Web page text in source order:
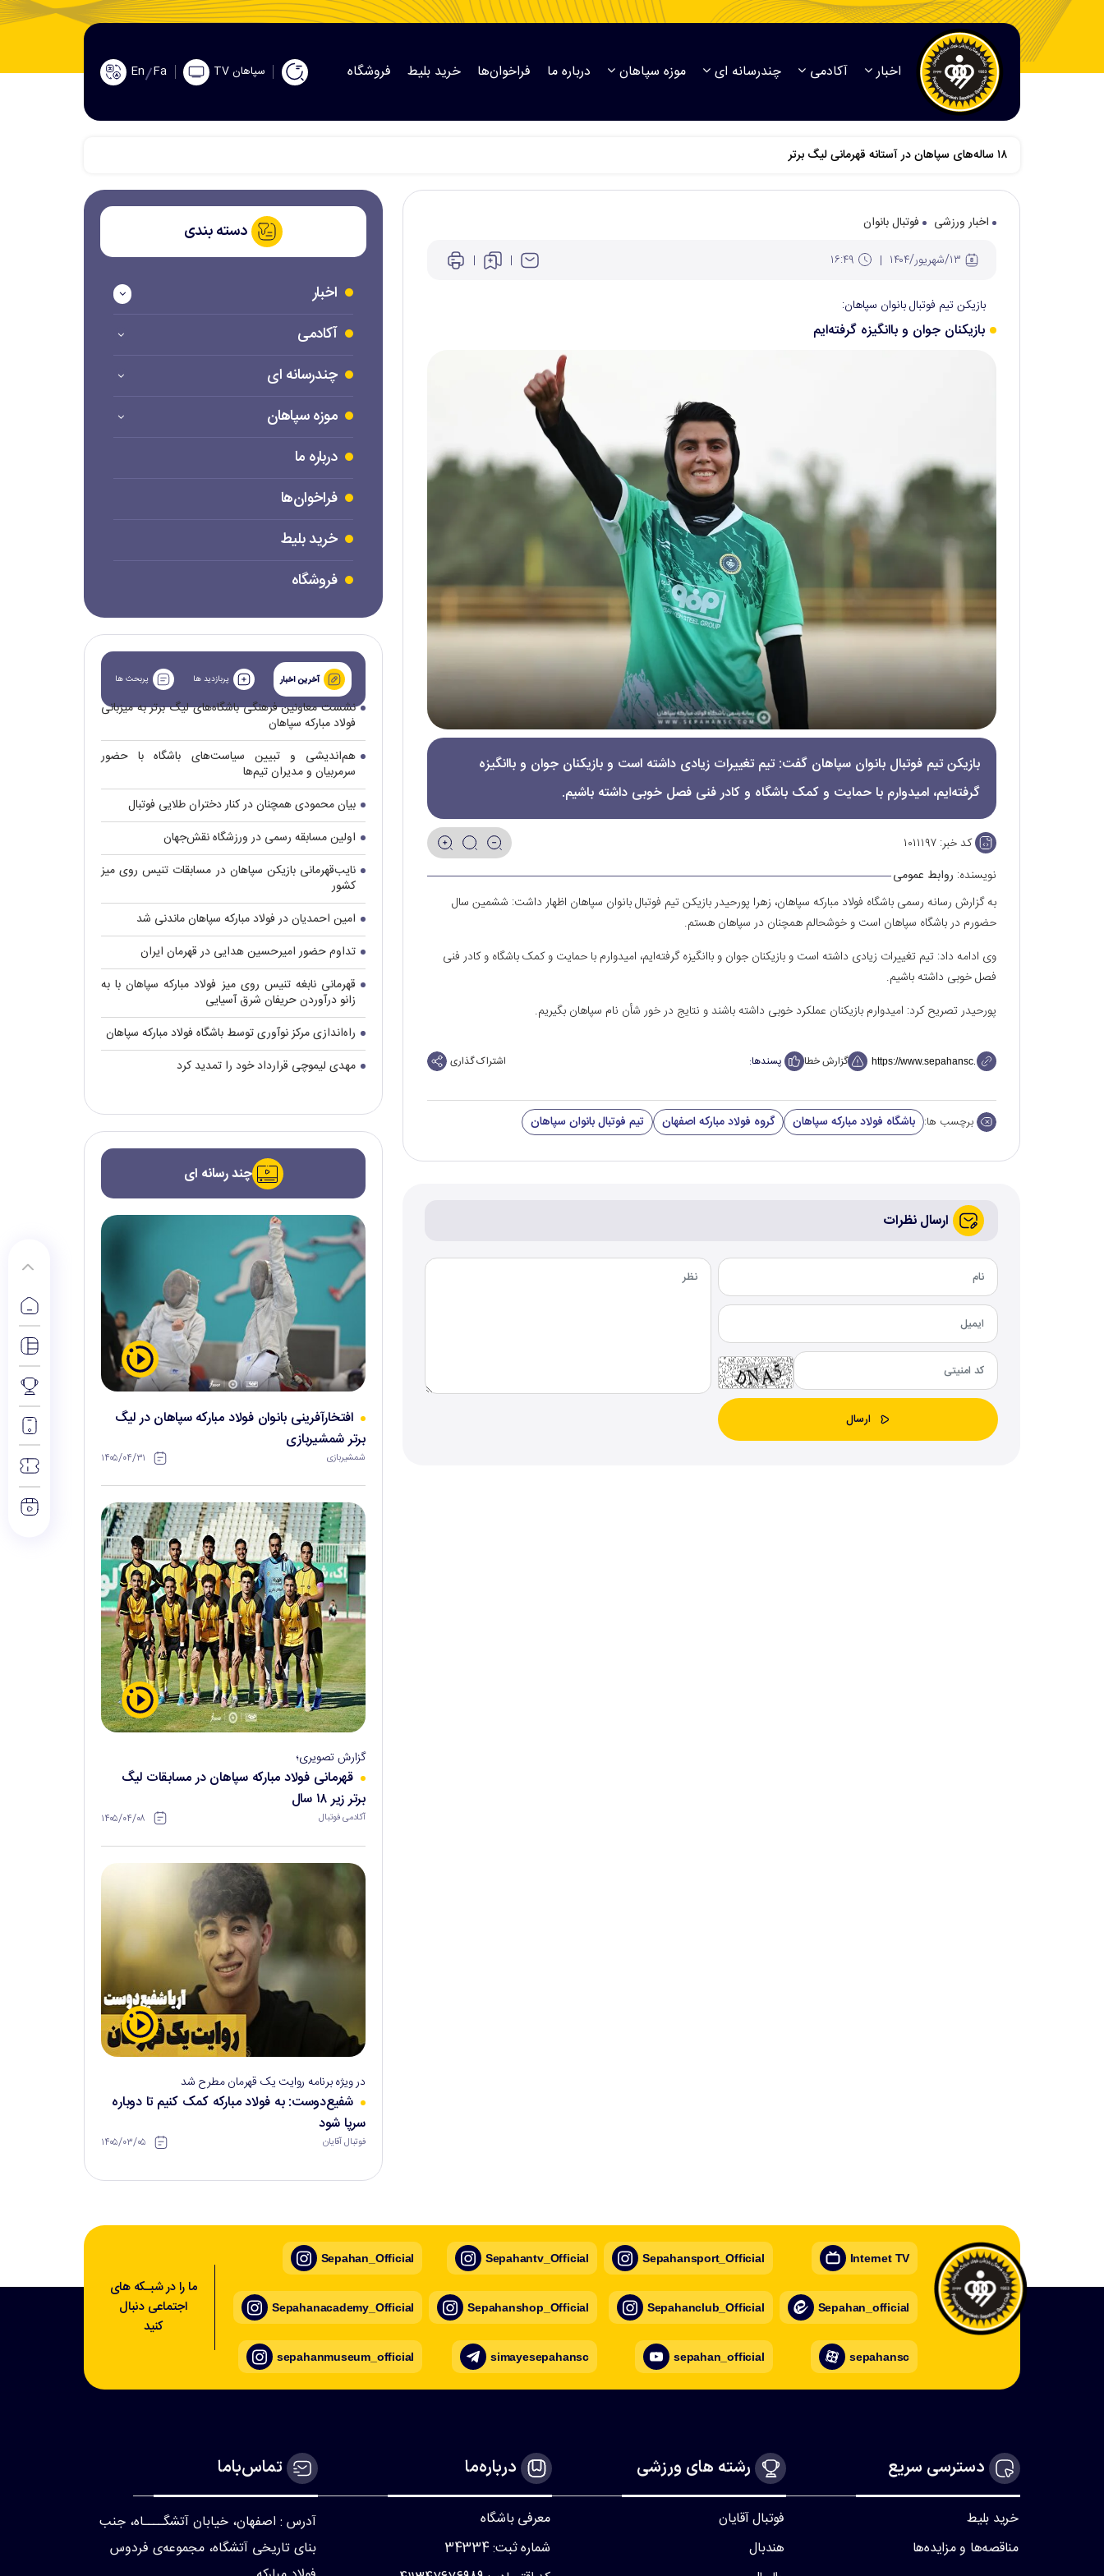
اخبار آکادمی چندرسانه ای موزه سپاهان درباره ما فراخوان‌ها خرید بلیط فروشگاه سپاهان TV Fa
En
اخبار ورزشی
فوتبال بانوان
بازیکن تیم فوتبال بانوان سپاهان:
بازیکنان جوان و باانگیزه گرفته‌ایم
بازیکن تیم فوتبال بانوان سپاهان گفت: تیم تغییرات زیادی داشته است و بازیکنان جوان و باانگیزه
گرفته‌ایم، امیدوارم با حمایت و کمک باشگاه و کادر فنی فصل خوبی داشته باشیم.
کد خبر: ۱۰۱۱۱۹۷
نویسنده: روابط عمومی
به گزارش رسانه رسمی باشگاه فولاد مبارکه سپاهان، زهرا پورحیدر بازیکن تیم فوتبال بانوان سپاهان اظهار داشت: ششمین سال
حضورم در باشگاه سپاهان است و خوشحالم همچنان در سپاهان هستم.
وی ادامه داد: تیم تغییرات زیادی داشته است و بازیکنان جوان و باانگیزه گرفته‌ایم، امیدوارم با حمایت و کمک باشگاه و کادر فنی
فصل خوبی داشته باشیم.
پورحیدر تصریح کرد: امیدوارم بازیکنان عملکرد خوبی داشته باشند و نتایج در خور شأن نام سپاهان بگیریم.
گزارش خطا پسندها: اشتراک گذاری
برچسب ها: باشگاه فولاد مبارکه سپاهان گروه فولاد مبارکه اصفهان تیم فوتبال بانوان سپاهان
ارسال نظرات
دسته بندی
اخبار
آکادمی
چندرسانه ای
موزه سپاهان
درباره ما
فراخوان‌ها
خرید بلیط
فروشگاه
آخرین اخبار پربازدید ها پربحث ها
نشست معاونین فرهنگی باشگاه‌های لیگ برتر به میزبانی
فولاد مبارکه سپاهان
هم‌اندیشی و تبیین سیاست‌های باشگاه با حضور
سرمربیان و مدیران تیم‌ها
بیان محمودی همچنان در کنار دختران طلایی فوتبال
اولین مسابقه رسمی در ورزشگاه نقش‌جهان
نایب‌قهرمانی بازیکن سپاهان در مسابقات تنیس روی میز
کشور
امین احمدیان در فولاد مبارکه سپاهان ماندنی شد
تداوم حضور امیرحسین هدایی در قهرمان ایران
قهرمانی نابغه تنیس روی میز فولاد مبارکه سپاهان با به
زانو درآوردن حریفان شرق آسیایی
راه‌اندازی مرکز نوآوری توسط باشگاه فولاد مبارکه سپاهان
مهدی لیموچی قرارداد خود را تمدید کرد
چند رسانه ای
افتخارآفرینی بانوان فولاد مبارکه سپاهان در لیگ
برتر شمشیربازی
شمشیربازی ۱۴۰۵/۰۴/۳۱
گزارش تصویری؛
قهرمانی فولاد مبارکه سپاهان در مسابقات لیگ
برتر زیر ۱۸ سال
آکادمی فوتبال ۱۴۰۵/۰۴/۰۸
در ویژه برنامه روایت یک قهرمان مطرح شد
شفیع‌دوست: به فولاد مبارکه کمک کنیم تا دوباره
سرپا شود
فوتبال آقایان ۱۴۰۵/۰۳/۰۵
ما را در شبـکه های
اجتماعی دنبال
کنید
Sepahan_Official
Sepahanacademy_Official
sepahanmuseum_official
Sepahantv_Official
Sepahanshop_Official
simayesepahansc
Sepahansport_Official
Sepahanclub_Official
sepahan_official
Internet TV
Sepahan_official
sepahansc
دسترسی سریع
خرید بلیط
مناقصه‌ها و مزایده‌ها
رشته های ورزشی
فوتبال آقایان
هندبال
درباره‌ما
معرفی باشگاه
شماره ثبت: 34334
تماس‌با‌ما
آدرس : اصفهان، خیابان آتشگــــاه، جنب
بنای تاریخی آتشگاه، مجموعه‌ی فردوس